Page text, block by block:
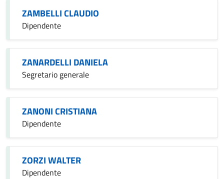
ZAMBELLI CLAUDIO
Dipendente
ZANARDELLI DANIELA
Segretario generale
ZANONI CRISTIANA
Dipendente
ZORZI WALTER
Dipendente